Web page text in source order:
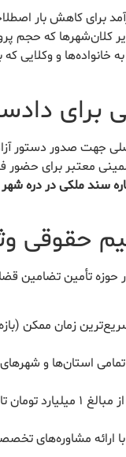
برای کاهش بار
کلان‌شهرها که حجم
خانواده‌ها و وکلایی
اصلی جهت صدور
معتبر برای
سند ملکی در دره شهر
حقوقی
تأمین تضامین
تمامی استان‌ها و
مشاوره‌های